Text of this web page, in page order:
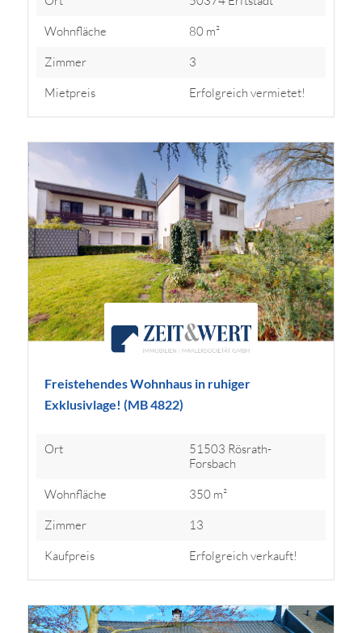
Wohnfläche
80 m²
Zimmer
3
Mietpreis
Erfolgreich vermietet!
Freistehendes Wohnhaus in ruhiger
Exklusivlage! (MB 4822)
Ort
51503 Rösrath-
Forsbach
Wohnfläche
350 m²
Zimmer
13
Kaufpreis
Erfolgreich verkauft!